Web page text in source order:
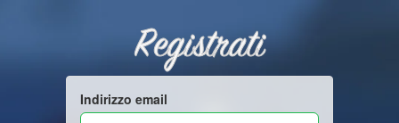
Registrati
Indirizzo email